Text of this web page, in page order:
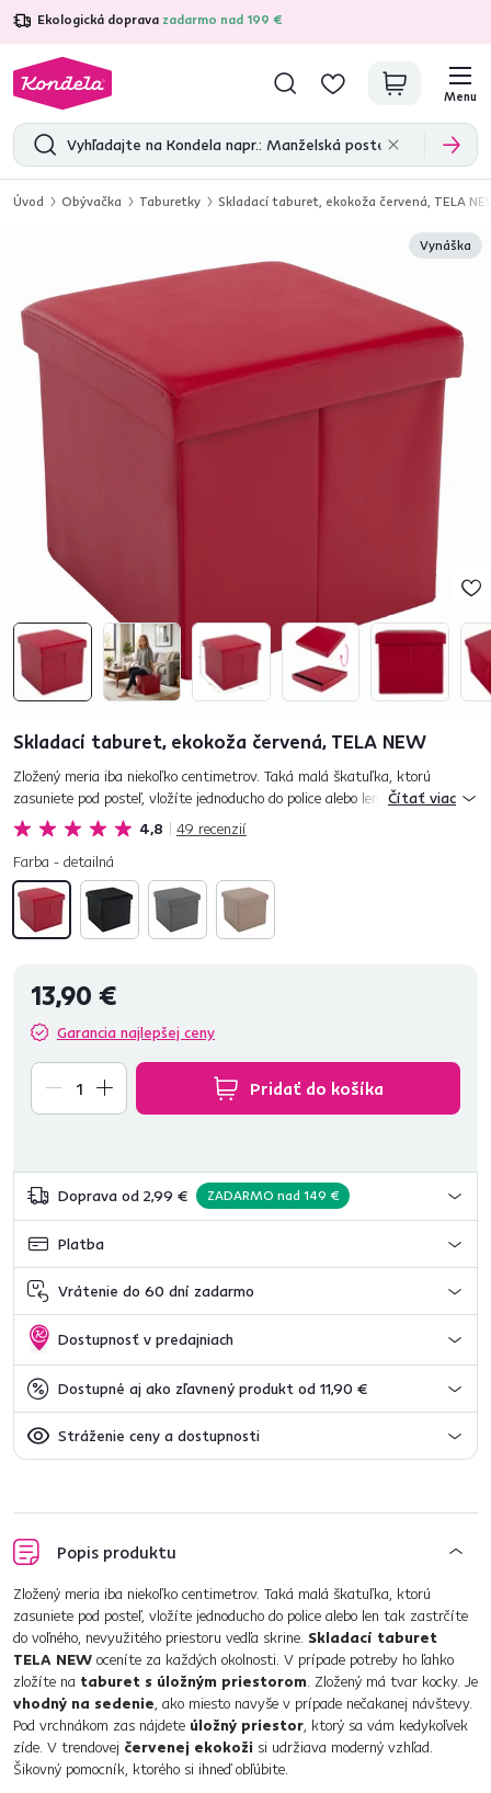
Ekologická doprava zadarmo nad 199 €
4,7 31 285overených produktových recenzií
Menu
Úvod Obývačka Taburetky Skladací taburet, ekokoža červená, TELA
Vynáška
Skladací taburet, ekokoža červená, TELA NEW
4,8 49 recenzií
Zložený meria iba niekoľko centimetrov. Taká malá škatuľka, ktorú
zasuniete pod posteľ, vložíte jednoducho do police alebo len tak zastrčíte
do voľného, nevyužitého priestoru vedľa skrine. Skladací ta...
Čítať viac
Farba - detailná
13,90 €
Garancia najlepšej ceny
Pridať do košíka
Doprava od 2,99 € ZADARMO nad 149 €
Platba
Vrátenie do 60 dní zadarmo
Dostupnosť v predajniach
Dostupné aj ako zľavnený produkt od 11,90 €
Stráženie ceny a dostupnosti
Popis produktu
Zložený meria iba niekoľko centimetrov. Taká malá škatuľka, ktorú
zasuniete pod posteľ, vložíte jednoducho do police alebo len tak zastrčíte
do voľného, nevyužitého priestoru vedľa skrine. Skladací taburet
TELA NEW oceníte za každých okolnosti. V prípade potreby ho ľahko
zložíte na taburet s úložným priestorom. Zložený má tvar kocky. Je
vhodný na sedenie, ako miesto navyše v prípade nečakanej návštevy.
Pod vrchnákom zas nájdete úložný priestor, ktorý sa vám kedykoľvek
zíde. V trendovej červenej ekokoži si udržiava moderný vzhľad.
Šikovný pomocník, ktorého si ihneď obľúbite.